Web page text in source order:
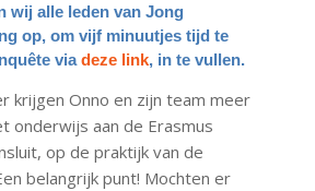
wij alle leden van Jong
op, om vijf minuutjes tijd te
viadeze link, in te vullen.
krijgen Onno en zijn team meer
onderwijs aan de Erasmus
op de praktijk van de
belangrijk punt! Mochten er